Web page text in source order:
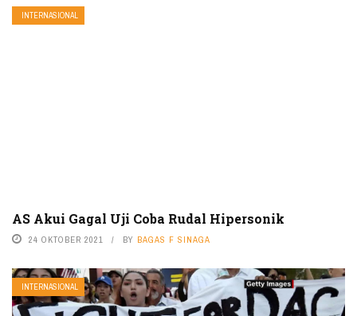
INTERNASIONAL
AS Akui Gagal Uji Coba Rudal Hipersonik
24 OKTOBER 2021 BY BAGAS F SINAGA
INTERNASIONAL